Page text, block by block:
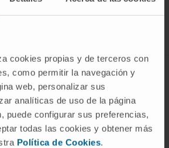
cookies propias y de terceros con
como permitir la navegación y
web, personalizar sus
analíticas de uso de la página
puede configurar sus preferencias,
todas las cookies y obtener más
Política de Cookies.
TRATAMIENTOS